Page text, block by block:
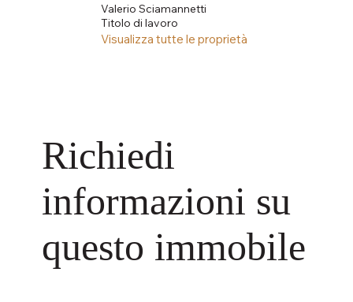
Valerio Sciamannetti
Titolo di lavoro
Visualizza tutte le proprietà
Richiedi
informazioni su
questo immobile